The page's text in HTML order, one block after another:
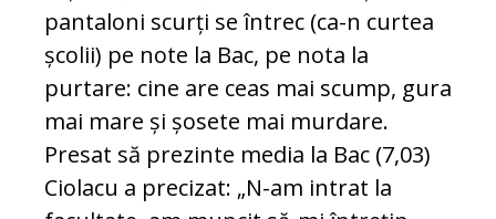
pantaloni scurți se întrec (ca-n curtea
școlii) pe note la Bac, pe nota la
purtare: cine are ceas mai scump, gura
mai mare și șosete mai murdare.
Presat să prezinte media la Bac (7,03)
Ciolacu a precizat: „N-am intrat la